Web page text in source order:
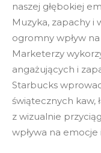
naszej głębokiej
Muzyka, zapachy i
ogromny wpływ
Marketerzy
angażujących i
Starbucks
świątecznych kaw,
z wizualnie
wpływa na